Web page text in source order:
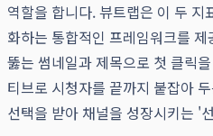
역할을 합니다. 뷰트랩은 이 두 지
화하는 통합적인 프레임워크를
뚫는 썸네일과 제목으로 첫 클릭
티브로 시청자를 끝까지 붙잡아
선택을 받아 채널을 성장시키는 '